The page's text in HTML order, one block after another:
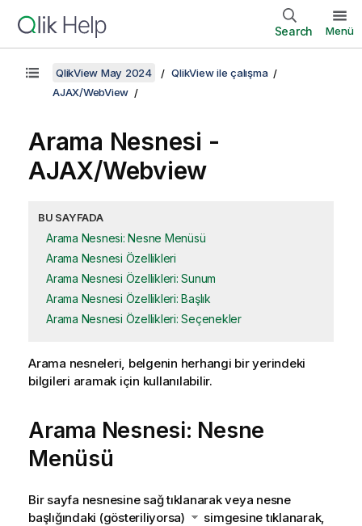
Search Menü
QlikView May 2024
QlikView ile çalışma
AJAX/WebView
Arama Nesnesi -
AJAX/Webview
BU SAYFADA
Arama Nesnesi: Nesne Menüsü
Arama Nesnesi Özellikleri
Arama Nesnesi Özellikleri: Sunum
Arama Nesnesi Özellikleri: Başlık
Arama Nesnesi Özellikleri: Seçenekler
Arama nesneleri, belgenin herhangi bir yerindeki
bilgileri aramak için kullanılabilir.
Arama Nesnesi: Nesne
Menüsü
Bir sayfa nesnesine sağ tıklanarak veya nesne
başlığındaki (gösteriliyorsa)
simgesine tıklanarak,